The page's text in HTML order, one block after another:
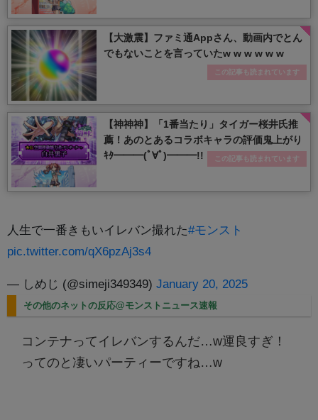
【大激震】ファミ通Appさん、動画内でとん
でもないことを言っていたw w w w w w
この記事も読まれています
【神神神】「1番当たり」タイガー桜井氏推
薦！あのとあるコラボキャラの評価鬼上がり
ｷﾀ━━━(ﾟ∀ﾟ)━━━!!
この記事も読まれています
人生で一番きもいイレバン撮れた#モンスト
pic.twitter.com/qX6pzAj3s4
— しめじ (@simeji349349) January 20, 2025
その他のネットの反応@モンストニュース速報
コンテナってイレバンするんだ…w運良すぎ！
ってのと凄いパーティーですね…w